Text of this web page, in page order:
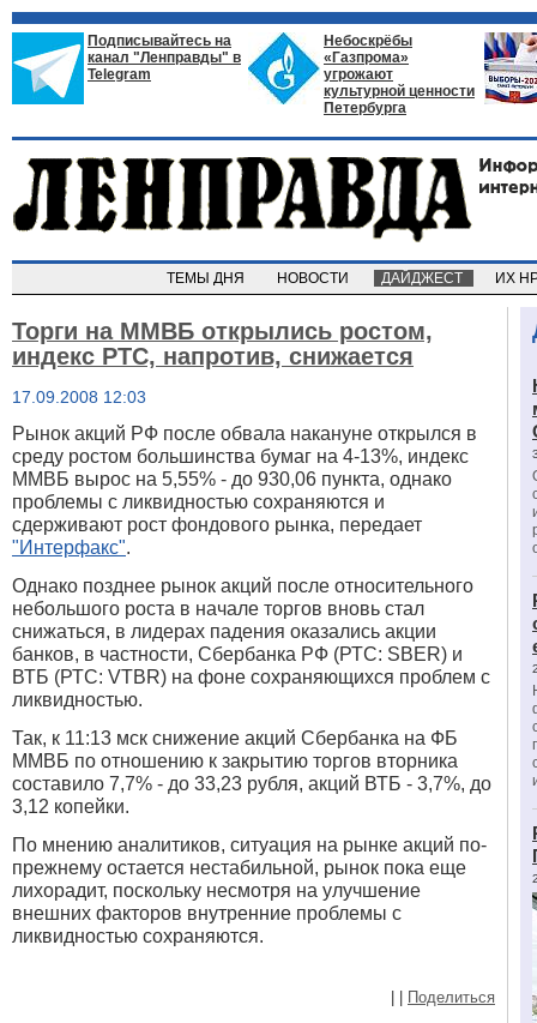
Подписывайтесь на
канал "Ленправды" в
Telegram
Небоскрёбы
«Газпрома»
угрожают
культурной ценности
Петербурга
ТЕМЫ ДНЯ НОВОСТИ ДАЙДЖЕСТ ИХ
Торги на ММВБ открылись ростом,
индекс РТС, напротив, снижается
17.09.2008 12:03
Рынок акций РФ после обвала накануне открылся в
среду ростом большинства бумаг на 4-13%, индекс
ММВБ вырос на 5,55% - до 930,06 пункта, однако
проблемы с ликвидностью сохраняются и
сдерживают рост фондового рынка, передает
"Интерфакс".
Однако позднее рынок акций после относительного
небольшого роста в начале торгов вновь стал
снижаться, в лидерах падения оказались акции
банков, в частности, Сбербанка РФ (РТС: SBER) и
ВТБ (РТС: VTBR) на фоне сохраняющихся проблем с
ликвидностью.
Так, к 11:13 мск снижение акций Сбербанка на ФБ
ММВБ по отношению к закрытию торгов вторника
составило 7,7% - до 33,23 рубля, акций ВТБ - 3,7%, до
3,12 копейки.
По мнению аналитиков, ситуация на рынке акций по-
прежнему остается нестабильной, рынок пока еще
лихорадит, поскольку несмотря на улучшение
внешних факторов внутренние проблемы с
ликвидностью сохраняются.
Поделиться